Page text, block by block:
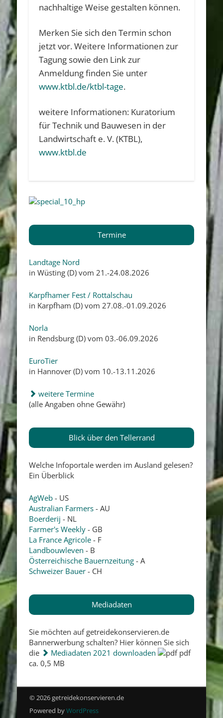
nachhaltige Weise gestalten können.
Merken Sie sich den Termin schon
jetzt vor. Weitere Informationen zur
Tagung sowie den Link zur
Anmeldung finden Sie unter
www.ktbl.de/ktbl-tage.
weitere Informationen: Kuratorium
für Technik und Bauwesen in der
Landwirtschaft e. V. (KTBL),
www.ktbl.de
Termine
Landtage Nord
in Wüsting (D) vom 21.-24.08.2026
Karpfhamer Fest / Rottalschau
in Karpfham (D) vom 27.08.-01.09.2026
Norla
in Rendsburg (D) vom 03.-06.09.2026
EuroTier
in Hannover (D) vom 10.-13.11.2026
weitere Termine
(alle Angaben ohne Gewähr)
Blick über den Tellerrand
Welche Infoportale werden im Ausland gelesen?
Ein Überblick
AgWeb - US
Australian Farmers - AU
Boerderij - NL
Farmer's Weekly - GB
La France Agricole - F
Landbouwleven - B
Österreichische Bauernzeitung - A
Schweizer Bauer - CH
Mediadaten
Sie möchten auf getreidekonservieren.de
Bannerwerbung schalten? Hier können Sie sich
die
Mediadaten 2021 downloaden
pdf
ca. 0,5 MB
© 2026 getreidekonservieren.de
Powered byWordPress